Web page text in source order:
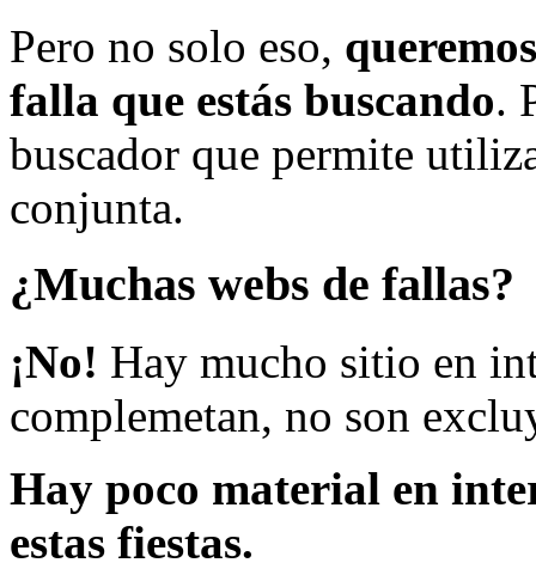
Pero no solo eso,
falla que estás buscando.
buscador que permite
conjunta.
¿Muchas webs de fallas?
¡No! Hay mucho sitio en
complemetan, no son
Hay poco material en
estas fiestas.